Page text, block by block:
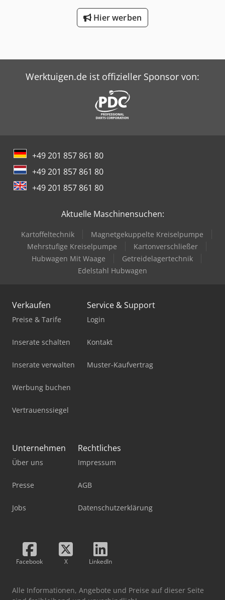
Hier werben
Werktuigen.de ist offizieller Sponsor von:
+49 201 857 861 80
+49 201 857 861 80
+49 201 857 861 80
Aktuelle Maschinensuchen:
Kartoffeltechnik
Magnetgekuppelte Kreiselpumpe
Mehrstufige Kreiselpumpe
Kartonverschließer
Hubwagen Mit Waage
Getreidelagertechnik
Edelstahl Hubwagen
Verkaufen
Preise & Tarife
Inserate schalten
Inserate verwalten
Werbung buchen
Vertrauenssiegel
Service & Support
Login
Kontakt
Muster-Kaufvertrag
Unternehmen
Über uns
Presse
Jobs
Rechtliches
Impressum
AGB
Datenschutzerklärung
Facebook X LinkedIn
Alle Informationen, Angebote und Preise auf dieser Seite